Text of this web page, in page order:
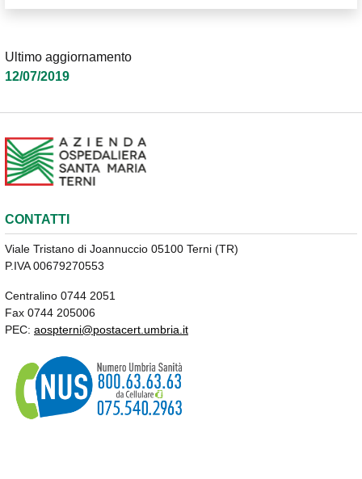
Ultimo aggiornamento
12/07/2019
CONTATTI
Viale Tristano di Joannuccio 05100 Terni (TR)
P.IVA 00679270553
Centralino 0744 2051
Fax 0744 205006
PEC: aospterni@postacert.umbria.it